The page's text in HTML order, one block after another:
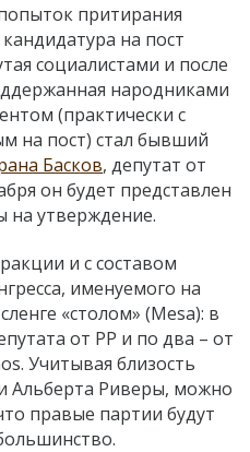
притирания
на пост
социалистами и после
народниками
(практически с
на пост) стал бывший
Басков, депутат от
он будет представлен
на утверждение.
и с составом
именуемого на
«столом» (Mesa): в
от РР и по два – от
Учитывая близость
Альберта Риверы, можно
правые партии будут